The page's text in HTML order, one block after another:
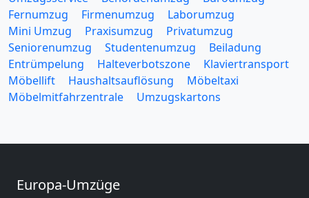
Fernumzug
Firmenumzug
Laborumzug
Mini Umzug
Praxisumzug
Privatumzug
Seniorenumzug
Studentenumzug
Beiladung
Entrümpelung
Halteverbotszone
Klaviertransport
Möbellift
Haushaltsauflösung
Möbeltaxi
Möbelmitfahrzentrale
Umzugskartons
Europa-Umzüge